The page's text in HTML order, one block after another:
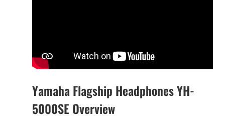
Yamaha Flagship Headphones YH-
5000SE Overview